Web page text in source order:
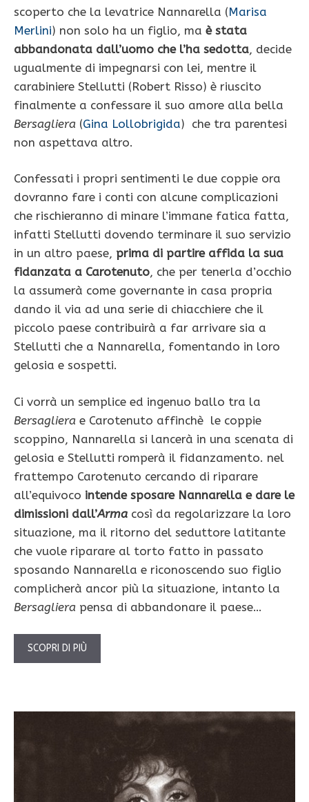
scoperto che la levatrice Nannarella (Marisa
Merlini) non solo ha un figlio, ma è stata
abbandonata dall’uomo che l’ha sedotta, decide
ugualmente di impegnarsi con lei, mentre il
carabiniere Stellutti (Robert Risso) è riuscito
finalmente a confessare il suo amore alla bella
Bersagliera (Gina Lollobrigida) che tra parentesi
non aspettava altro.
Confessati i propri sentimenti le due coppie ora
dovranno fare i conti con alcune complicazioni
che rischieranno di minare l’immane fatica fatta,
infatti Stellutti dovendo terminare il suo servizio
in un altro paese, prima di partire affida la sua
fidanzata a Carotenuto, che per tenerla d’occhio
la assumerà come governante in casa propria
dando il via ad una serie di chiacchiere che il
piccolo paese contribuirà a far arrivare sia a
Stellutti che a Nannarella, fomentando in loro
gelosia e sospetti.
Ci vorrà un semplice ed ingenuo ballo tra la
Bersagliera e Carotenuto affinchè le coppie
scoppino, Nannarella si lancerà in una scenata di
gelosia e Stellutti romperà il fidanzamento. nel
frattempo Carotenuto cercando di riparare
all’equivoco intende sposare Nannarella e dare le
dimissioni dall’Arma così da regolarizzare la loro
situazione, ma il ritorno del seduttore latitante
che vuole riparare al torto fatto in passato
sposando Nannarella e riconoscendo suo figlio
complicherà ancor più la situazione, intanto la
Bersagliera pensa di abbandonare il paese…
SCOPRI DI PIÙ